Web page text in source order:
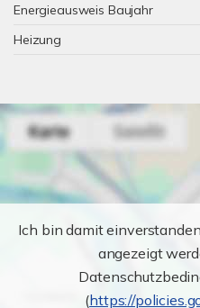
Energieausweis Baujahr
Heizung
Ich bin damit
angezeigt
(https://